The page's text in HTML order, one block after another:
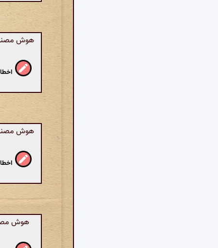
هوش
هوش
هوش